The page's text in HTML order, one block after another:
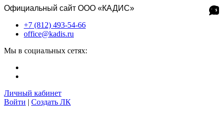
Официальный сайт ООО «КАДИС»
+7 (812) 493-54-66
office@kadis.ru
Мы в социальных сетях:
Личный кабинет
Войти | Создать ЛК